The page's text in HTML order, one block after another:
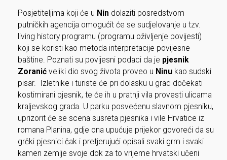
Posjetiteljima koji će u Nin dolaziti posredstvom
putničkih agencija omogućit će se sudjelovanje u tzv.
living history programu (programu oživljenje povijesti)
koji se koristi kao metoda interpretacije povijesne
baštine. Poznati su povijesni podaci da je pjesnik
Zoranićveliki dio svog života proveo u Ninukao sudski
pisar. Izletnike i turiste će pri dolasku u grad dočekati
kostimirani pjesnik, te će ih u pratnji vila provesti ulicama
kraljevskog grada. U parku posvećenu slavnom pjesniku,
uprizorit će se scena susreta pjesnika i vile Hrvatice iz
romana Planina, gdje ona upućuje prijekor govoreći da su
grčki pjesnici čak i pretjerujući opisali svaki grm i svaki
kamen zemlje svoje dok za to vrijeme hrvatski učeni